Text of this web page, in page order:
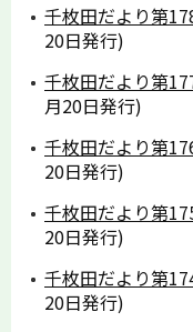
千枚田だより第
20日発行)
千枚田だより第
月20日発行)
千枚田だより第
20日発行)
千枚田だより第
20日発行)
千枚田だより第
20日発行)